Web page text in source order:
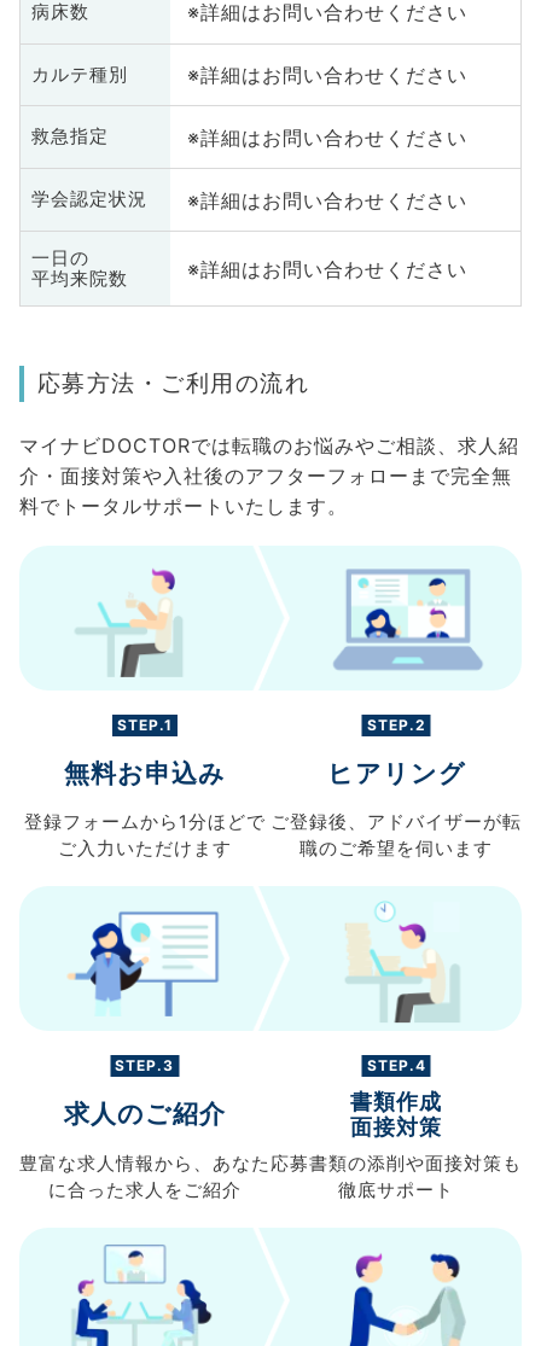
病床数 ※詳細はお問い合わせください
カルテ種別 ※詳細はお問い合わせください
救急指定 ※詳細はお問い合わせください
学会認定状況 ※詳細はお問い合わせください
一日の
平均来院数
※詳細はお問い合わせください
応募方法・ご利用の流れ
マイナビDOCTORでは転職のお悩みやご相談、求人紹
介・面接対策や入社後のアフターフォローまで完全無
料でトータルサポートいたします。
STEP.1
無料お申込み
登録フォームから 1分ほどで
ご入力 いただけます
STEP.2
ヒアリング
ご登録後、 アドバイザーが転
職のご希望を伺います
STEP.3
求人のご紹介
豊富な求人情報から、 あなた
に合った求人を ご紹介
STEP.4
書類作成
面接対策
応募書類の添削や面接対策も
徹底サポート